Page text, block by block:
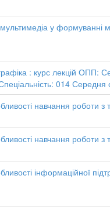
у формуванні
: курс лекцій ОПП:
014 Середня
навчання роботи
навчання роботи
інформаційної